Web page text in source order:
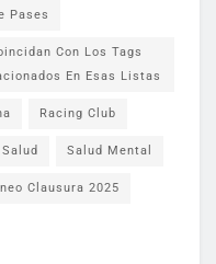
Pases
Con Los Tags
En Esas Listas
Racing Club
Salud Salud Mental
Clausura 2025